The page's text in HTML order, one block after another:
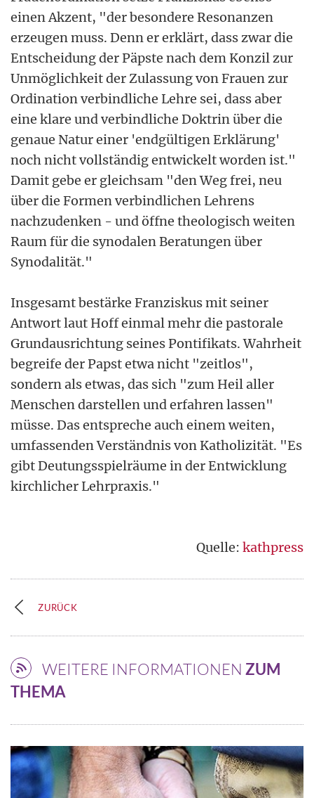
einen Akzent, "der besondere Resonanzen
erzeugen muss. Denn er erklärt, dass zwar die
Entscheidung der Päpste nach dem Konzil zur
Unmöglichkeit der Zulassung von Frauen zur
Ordination verbindliche Lehre sei, dass aber
eine klare und verbindliche Doktrin über die
genaue Natur einer 'endgültigen Erklärung'
noch nicht vollständig entwickelt worden ist."
Damit gebe er gleichsam "den Weg frei, neu
über die Formen verbindlichen Lehrens
nachzudenken - und öffne theologisch weiten
Raum für die synodalen Beratungen über
Synodalität."
Insgesamt bestärke Franziskus mit seiner
Antwort laut Hoff einmal mehr die pastorale
Grundausrichtung seines Pontifikats. Wahrheit
begreife der Papst etwa nicht "zeitlos",
sondern als etwas, das sich "zum Heil aller
Menschen darstellen und erfahren lassen"
müsse. Das entspreche auch einem weiten,
umfassenden Verständnis von Katholizität. "Es
gibt Deutungsspielräume in der Entwicklung
kirchlicher Lehrpraxis."
Quelle: kathpress
ZURÜCK
WEITERE INFORMATIONEN ZUM
THEMA